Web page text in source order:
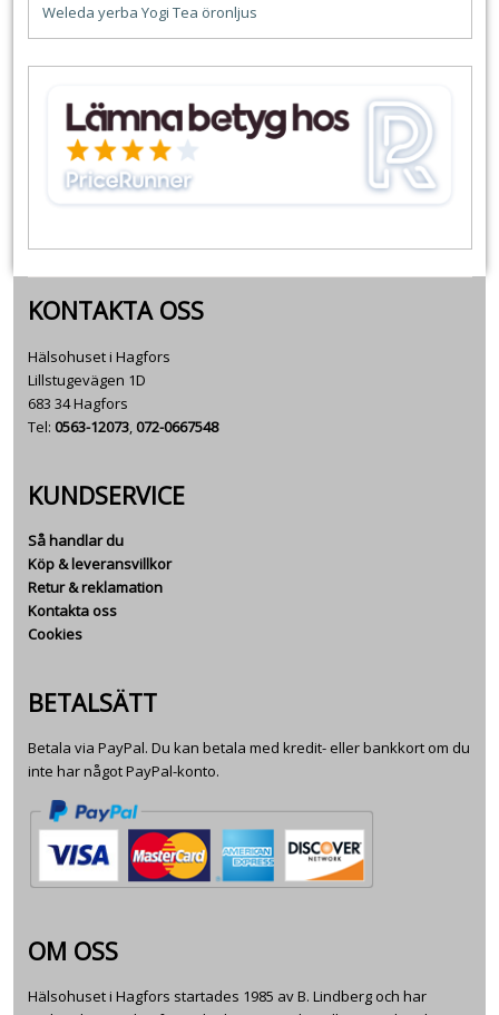
Weleda yerba Yogi Tea öronljus
KONTAKTA OSS
Hälsohuset i Hagfors
Lillstugevägen 1D
683 34 Hagfors
Tel: 0563-12073, 072-0667548
KUNDSERVICE
Så handlar du
Köp & leveransvillkor
Retur & reklamation
Kontakta oss
Cookies
BETALSÄTT
Betala via PayPal. Du kan betala med kredit- eller bankkort om du
inte har något PayPal-konto.
OM OSS
Hälsohuset i Hagfors startades 1985 av B. Lindberg och har